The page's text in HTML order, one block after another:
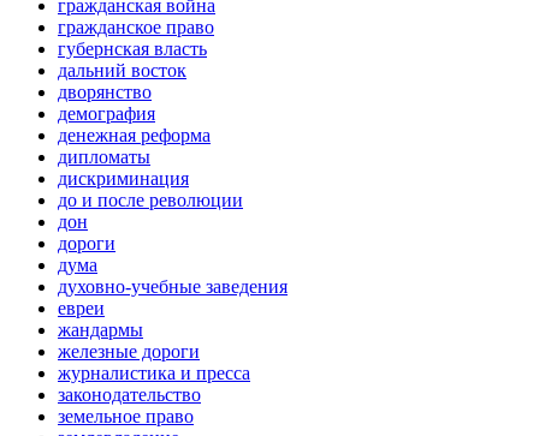
гражданская война
гражданское право
губернская власть
дальний восток
дворянство
демография
денежная реформа
дипломаты
дискриминация
до и после революции
дон
дороги
дума
духовно-учебные заведения
евреи
жандармы
железные дороги
журналистика и пресса
законодательство
земельное право